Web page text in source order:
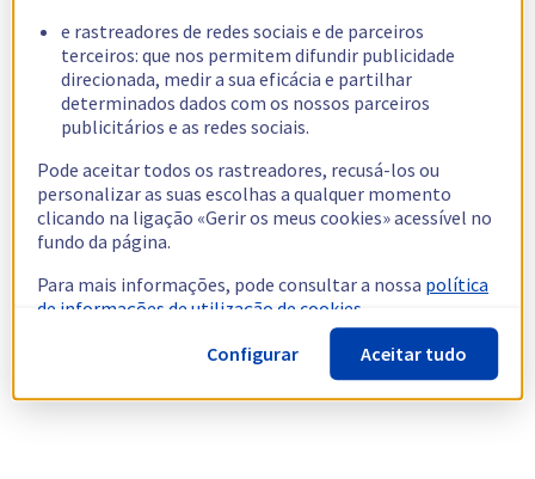
e rastreadores de redes sociais e de parceiros
terceiros: que nos permitem difundir publicidade
direcionada, medir a sua eficácia e partilhar
determinados dados com os nossos parceiros
publicitários e as redes sociais.
Pode aceitar todos os rastreadores, recusá-los ou
personalizar as suas escolhas a qualquer momento
clicando na ligação «Gerir os meus cookies» acessível no
fundo da página.
Para mais informações, pode consultar a nossa política
de informações de utilização de cookies.
Configurar
Aceitar tudo